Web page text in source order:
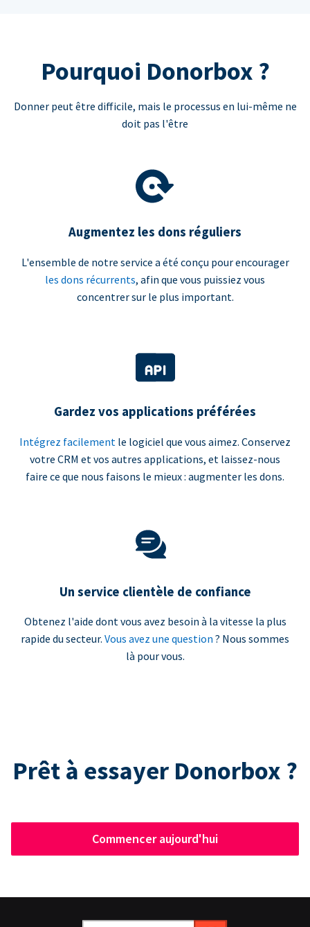
Pourquoi Donorbox ?
Donner peut être difficile, mais le processus en lui-même ne
doit pas l'être
Augmentez les dons réguliers
L'ensemble de notre service a été conçu pour encourager
les dons récurrents, afin que vous puissiez vous
concentrer sur le plus important.
Gardez vos applications préférées
Intégrez facilement le logiciel que vous aimez. Conservez
votre CRM et vos autres applications, et laissez-nous
faire ce que nous faisons le mieux : augmenter les dons.
Un service clientèle de confiance
Obtenez l'aide dont vous avez besoin à la vitesse la plus
rapide du secteur. Vous avez une question ? Nous sommes
là pour vous.
Prêt à essayer Donorbox ?
Commencer aujourd'hui